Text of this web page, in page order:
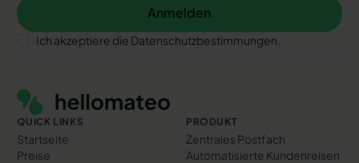
Anmelden
Anmelden
Ich akzeptiere die Datenschutzbestimmungen.
QUICK LINKS
Startseite
Preise
PRODUKT
Zentrales Postfach
Automatisierte Kundenreisen